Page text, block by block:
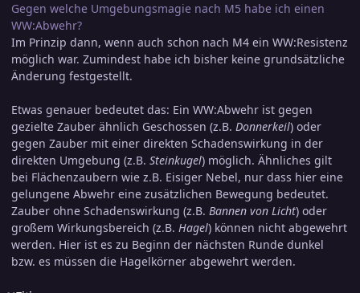
Gegen welche Umgebungsmagie nach M5 habe ich einen
WW:Abwehr?
Im Prinzip dann, wenn auch schon nach M4 ein WW:Resistenz
möglich war. Zumindest habe ich bisher keine grundsätzliche
Änderung festgestellt.
Etwas genauer bedeutet das: Ein WW:Abwehr ist gegen
gezielte Zauber ähnlich Geschossen (z.B. Donnerkeil) oder
gegen Zauber mit einer direkten Schadenswirkung in der
direkten Umgebung (z.B. Steinkugel) möglich. Ähnliches gilt
bei Flächenzaubern wie z.B. Eisiger Nebel, nur dass hier eine
gelungene Abwehr eine zusätzlichen Bewegung bedeutet.
Zauber ohne Schadenswirkung (z.B. Bannen von Licht) oder
großem Wirkungsbereich (z.B. Hagel) können nicht abgewehrt
werden. Hier ist es zu Beginn der nächsten Runde dunkel
bzw. es müssen die Hagelkörner abgewehrt werden.